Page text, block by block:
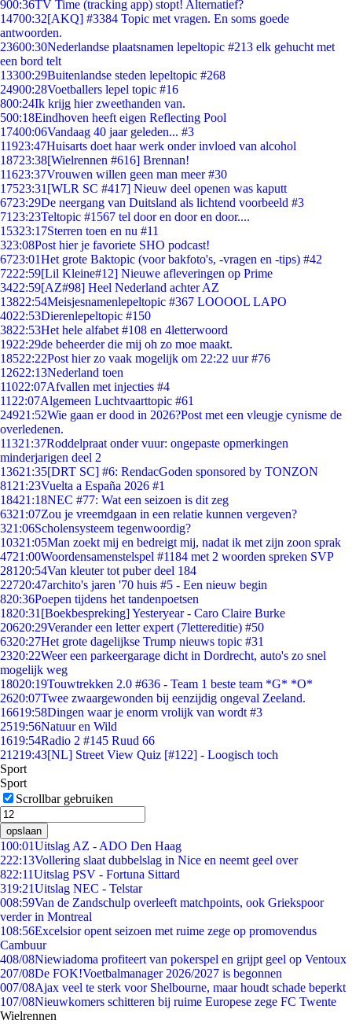
900:36TV Time (tracking app) stopt! Alternatief?
14700:32[AKQ] #3384 Topic met vragen. En soms goede
antwoorden.
23600:30Nederlandse plaatsnamen lepeltopic #213 elk gehucht met
een bord telt
13300:29Buitenlandse steden lepeltopic #268
24900:28Voetballers lepel topic #16
800:24Ik krijg hier zweethanden van.
500:18Eindhoven heeft eigen Reflecting Pool
17400:06Vandaag 40 jaar geleden... #3
11923:47Huisarts doet haar werk onder invloed van alcohol
18723:38[Wielrennen #616] Brennan!
11623:37Vrouwen willen geen man meer #30
17523:31 [WLR SC #417] Nieuw deel openen was kaputt
6723:29De neergang van Duitsland als lichtend voorbeeld #3
71 23:23Teltopic #1567 tel door en door en door....
15323:17Sterren toen en nu #11
323:08Post hier je favoriete SHO podcast!
6723:01Het grote Baktopic (voor bakfoto's, -vragen en -tips) #42
7222:59[Lil Kleine#12] Nieuwe afleveringen op Prime
3422:59[AZ#98] Heel Nederland achter AZ
13822:54Meisjesnamenlepeltopic #367 LOOOOL LAPO
4022:53Dierenlepeltopic #150
3822:53Het hele alfabet #108 en 4letterwoord
1922:29de beheerder die mij oh zo moe maakt.
18522:22Post hier zo vaak mogelijk om 22:22 uur #76
12622:13Nederland toen
11022:07Afvallen met injecties #4
11 22:07Algemeen Luchtvaarttopic #61
24921:52Wie gaan er dood in 2026?Post met een vleugje cynisme de
overledenen.
11321:37Roddelpraat onder vuur: ongepaste opmerkingen
minderjarigen deel 2
13621:35[DRT SC] #6: RendacGoden sponsored by TONZON
81 21:23Vuelta a España 2026 #1
18421:18NEC #77: Wat een seizoen is dit zeg
6321:07Zou je vreemdgaan in een relatie kunnen vergeven?
321:06Scholensysteem tegenwoordig?
10321:05Man zoekt mij en bedreigt mij, nadat ik met zijn zoon sprak
4721:00Woordensamenstelspel #1184 met 2 woorden spreken SVP
281 20:54Van kleuter tot puber deel 184
22720:47archito's jaren '70 huis #5 - Een nieuw begin
820:36Poepen tijdens het tandenpoetsen
1820:31 [Boekbespreking] Yesteryear - Caro Claire Burke
20620:29Verander een letter expert (7lettereditie) #50
6320:27Het grote dagelijkse Trump nieuws topic #31
2320:22Weer een parkeergarage dicht in Dordrecht, auto's zo snel
mogelijk weg
18020:19Touwtrekken 2.0 #636 - Team 1 beste team *G* *O*
2620:07Twee zwaargewonden bij eenzijdig ongeval Zeeland.
16619:58Dingen waar je enorm vrolijk van wordt #3
2519:56Natuur en Wild
1619:54Radio 2 #145 Ruud 66
21219:43[NL] Street View Quiz [#122] - Loogisch toch
Sport
Sport
Scrollbar gebruiken
opslaan
100:01Uitslag AZ - ADO Den Haag
222:13Vollering slaat dubbelslag in Nice en neemt geel over
822:11Uitslag PSV - Fortuna Sittard
319:21Uitslag NEC - Telstar
008:59Van de Zandschulp overleeft matchpoints, ook Griekspoor
verder in Montreal
108:56Excelsior opent seizoen met ruime zege op promovendus
Cambuur
408/08Niewiadoma profiteert van pokerspel en grijpt geel op Ventoux
207/08De FOK!Voetbalmanager 2026/2027 is begonnen
007/08Ajax veel te sterk voor Shelbourne, maar houdt schade beperkt
107/08Nieuwkomers schitteren bij ruime Europese zege FC Twente
Wielrennen